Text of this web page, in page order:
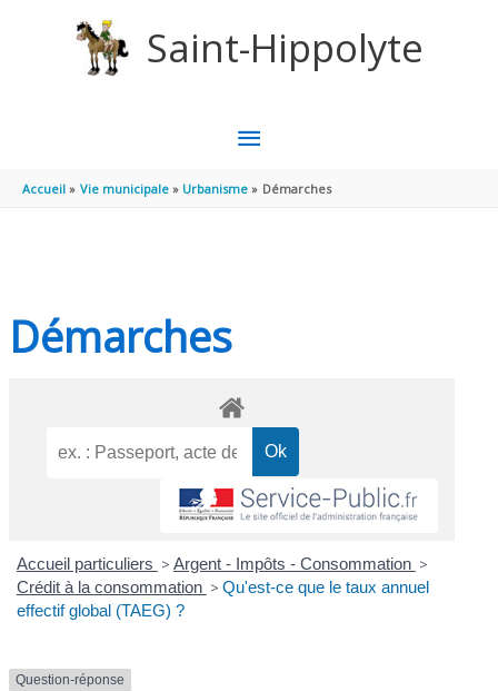
Saint-Hippolyte
MENU
PRINCIPAL
Accueil Vie municipale Urbanisme Démarches
Démarches
Accueil particuliers > Argent - Impôts - Consommation >
Crédit à la consommation > Qu'est-ce que le taux annuel
effectif global (TAEG) ?
Question-réponse